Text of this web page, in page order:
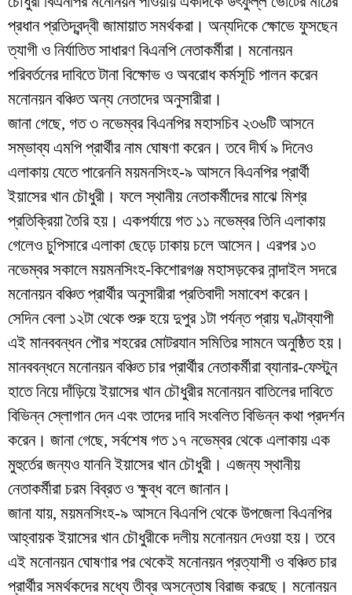
প্রধান প্রতিদ্বন্দ্বী জামায়াত সমর্থকরা। অন্যদিকে ক্ষোভে ফুসছেন
ত্যাগী ও নির্যাতিত সাধারণ বিএনপি নেতাকর্মীরা। মনোনয়ন
পরিবর্তনের দাবিতে টানা বিক্ষোভ ও অবরোধ কর্মসূচি পালন করেন
মনোনয়ন বঞ্চিত অন্য নেতাদের অনুসারীরা।
জানা গেছে, গত ৩ নভেম্বর বিএনপির মহাসচিব ২৩৬টি আসনে
সম্ভাব্য এমপি প্রার্থীর নাম ঘোষণা করেন। তবে দীর্ঘ ৯ দিনেও
এলাকায় যেতে পারেননি ময়মনসিংহ-৯ আসনে বিএনপির প্রার্থী
ইয়াসের খান চৌধুরী। ফলে স্থানীয় নেতাকর্মীদের মাঝে মিশ্র
প্রতিক্রিয়া তৈরি হয়। একপর্যায়ে গত ১১ নভেম্বর তিনি এলাকায়
গেলেও চুপিসারে এলাকা ছেড়ে ঢাকায় চলে আসেন। এরপর ১৩
নভেম্বর সকালে ময়মনসিংহ-কিশোরগঞ্জ মহাসড়কের নান্দাইল সদরে
মনোনয়ন বঞ্চিত প্রার্থীর অনুসারীরা প্রতিবাদী সমাবেশ করেন।
সেদিন বেলা ১২টা থেকে শুরু হয়ে দুপুর ১টা পর্যন্ত প্রায় ঘণ্টাব্যাপী
এই মানববন্ধন পৌর শহরের মোটরযান সমিতির সামনে অনুষ্ঠিত হয়।
মানববন্ধনে মনোনয়ন বঞ্চিত চার প্রার্থীর নেতাকর্মীরা ব্যানার-ফেস্টুন
হাতে নিয়ে দাঁড়িয়ে ইয়াসের খান চৌধুরীর মনোনয়ন বাতিলের দাবিতে
বিভিন্ন স্লোগান দেন এবং তাদের দাবি সংবলিত বিভিন্ন কথা প্রদর্শন
করেন। জানা গেছে, সর্বশেষ গত ১৭ নভেম্বর থেকে এলাকায় এক
মুহুর্তের জন্যও যাননি ইয়াসের খান চৌধুরী। এজন্য স্থানীয়
নেতাকর্মীরা চরম বিব্রত ও ক্ষুব্ধ বলে জানান।
জানা যায়, ময়মনসিংহ-৯ আসনে বিএনপি থেকে উপজেলা বিএনপির
আহ্বায়ক ইয়াসের খান চৌধুরীকে দলীয় মনোনয়ন দেওয়া হয়। তবে
এই মনোনয়ন ঘোষণার পর থেকেই মনোনয়ন প্রত্যাশী ও বঞ্চিত চার
প্রার্থীর সমর্থকদের মধ্যে তীব্র অসন্তোষ বিরাজ করছে। মনোনয়ন